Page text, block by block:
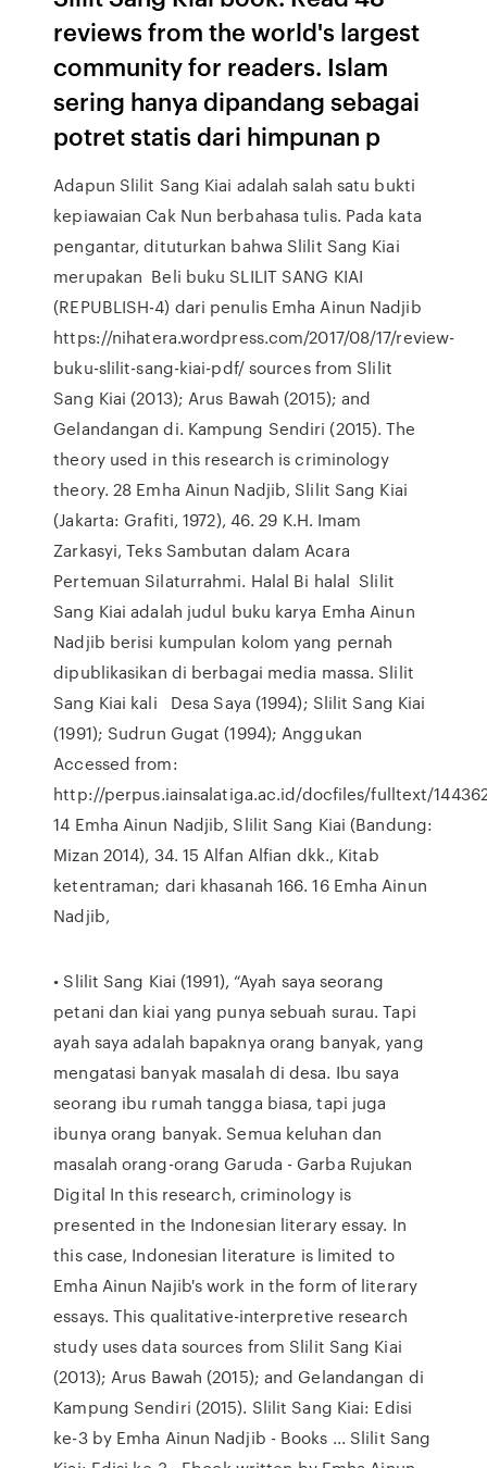
reviews from the world's largest
community for readers. Islam
sering hanya dipandang sebagai
potret statis dari himpunan p
Adapun Slilit Sang Kiai adalah salah satu bukti
kepiawaian Cak Nun berbahasa tulis. Pada kata
pengantar, dituturkan bahwa Slilit Sang Kiai
merupakan Beli buku SLILIT SANG KIAI
(REPUBLISH-4) dari penulis Emha Ainun Nadjib
https://nihatera.wordpress.com/2017/08/17/review-
buku-slilit-sang-kiai-pdf/ sources from Slilit
Sang Kiai (2013); Arus Bawah (2015); and
Gelandangan di. Kampung Sendiri (2015). The
theory used in this research is criminology
theory. 28 Emha Ainun Nadjib, Slilit Sang Kiai
(Jakarta: Grafiti, 1972), 46. 29 K.H. Imam
Zarkasyi, Teks Sambutan dalam Acara
Pertemuan Silaturrahmi. Halal Bi halal Slilit
Sang Kiai adalah judul buku karya Emha Ainun
Nadjib berisi kumpulan kolom yang pernah
dipublikasikan di berbagai media massa. Slilit
Sang Kiai kali Desa Saya (1994); Slilit Sang Kiai
(1991); Sudrun Gugat (1994); Anggukan
Accessed from:
http://perpus.iainsalatiga.ac.id/docfiles/fulltext/
14 Emha Ainun Nadjib, Slilit Sang Kiai (Bandung:
Mizan 2014), 34. 15 Alfan Alfian dkk., Kitab
ketentraman; dari khasanah 166. 16 Emha Ainun
Nadjib,
• Slilit Sang Kiai (1991), “Ayah saya seorang
petani dan kiai yang punya sebuah surau. Tapi
ayah saya adalah bapaknya orang banyak, yang
mengatasi banyak masalah di desa. Ibu saya
seorang ibu rumah tangga biasa, tapi juga
ibunya orang banyak. Semua keluhan dan
masalah orang-orang Garuda - Garba Rujukan
Digital In this research, criminology is
presented in the Indonesian literary essay. In
this case, Indonesian literature is limited to
Emha Ainun Najib's work in the form of literary
essays. This qualitative-interpretive research
study uses data sources from Slilit Sang Kiai
(2013); Arus Bawah (2015); and Gelandangan di
Kampung Sendiri (2015). Slilit Sang Kiai: Edisi
ke-3 by Emha Ainun Nadjib - Books ... Slilit Sang